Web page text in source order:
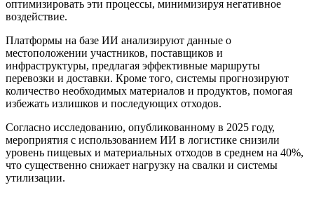
оптимизировать эти процессы, минимизируя негативное
воздействие.
Платформы на базе ИИ анализируют данные о
местоположении участников, поставщиков и
инфраструктуры, предлагая эффективные маршруты
перевозки и доставки. Кроме того, системы прогнозируют
количество необходимых материалов и продуктов, помогая
избежать излишков и последующих отходов.
Согласно исследованию, опубликованному в 2025 году,
мероприятия с использованием ИИ в логистике снизили
уровень пищевых и материальных отходов в среднем на 40%,
что существенно снижает нагрузку на свалки и системы
утилизации.